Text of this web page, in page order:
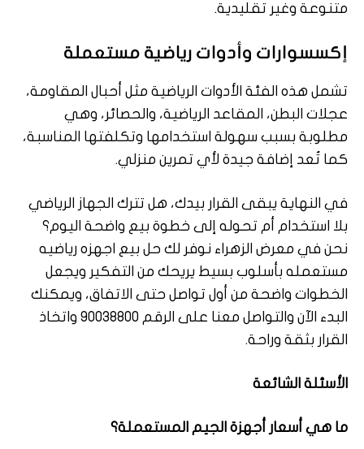
متنوعة وغير تقليدية.
إكسسوارات وأدوات رياضية مستعملة
تشمل هذه الفئة الأدوات الرياضية مثل أحبال المقاومة،
عجلات البطن، المقاعد الرياضية، والحصائر، وهي
مطلوبة بسبب سهولة استخدامها وتكلفتها المناسبة،
كما تُعد إضافة جيدة لأي تمرين منزلي.
في النهاية يبقى القرار بيدك، هل تترك الجهاز الرياضي
بلا استخدام أم تحوله إلى خطوة بيع واضحة اليوم؟
نحن في معرض الزهراء نوفر لك حل بيع اجهزه رياضيه
مستعمله بأسلوب بسيط يريحك من التفكير ويجعل
الخطوات واضحة من أول تواصل حتى الاتفاق، ويمكنك
البدء الآن والتواصل معنا على الرقم 90038800 واتخاذ
القرار بثقة وراحة.
الأسئلة الشائعة
ما هي أسعار أجهزة الجيم المستعملة؟